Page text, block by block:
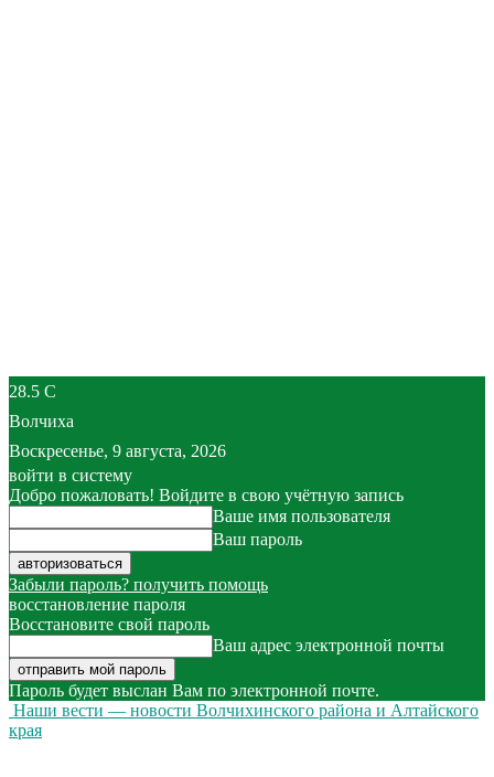
28.5 C
Волчиха
Воскресенье, 9 августа, 2026
войти в систему
Добро пожаловать! Войдите в свою учётную запись
Ваше имя пользователя
Ваш пароль
Забыли пароль? получить помощь
восстановление пароля
Восстановите свой пароль
Ваш адрес электронной почты
Пароль будет выслан Вам по электронной почте.
Наши вести — новости Волчихинского района и Алтайского
края